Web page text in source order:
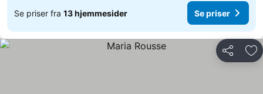
Se priser fra 13 hjemmesider Se priser
Del